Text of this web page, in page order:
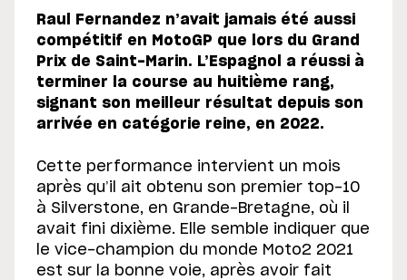
Raul Fernandez n’avait jamais été aussi
compétitif en MotoGP que lors du Grand
Prix de Saint-Marin. L’Espagnol a réussi à
terminer la course au huitième rang,
signant son meilleur résultat depuis son
arrivée en catégorie reine, en 2022.
Cette performance intervient un mois
après qu’il ait obtenu son premier top-10
à Silverstone, en Grande-Bretagne, où il
avait fini dixième. Elle semble indiquer que
le vice-champion du monde Moto2 2021
est sur la bonne voie, après avoir fait